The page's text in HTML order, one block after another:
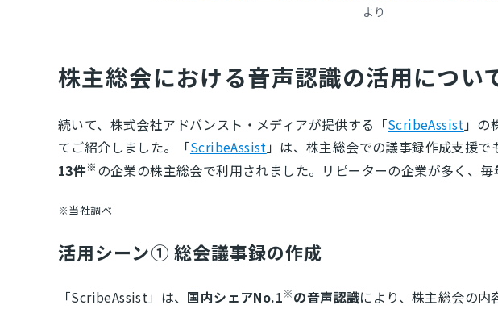
より
株主総会における音声認識の活用につい
続いて、株式会社アドバンスト・メディアが提供する「ScribeAssist」の
てご紹介しました。「ScribeAssist」は、株主総会での議事録作成支援
13件※ の企業の株主総会で利用されました。リピーターの企業が多く、毎
※当社調べ
活用シーン① 総会議事録の作成
「ScribeAssist」は、 国内シェアNo.1※の音声認識により、株主総会の内